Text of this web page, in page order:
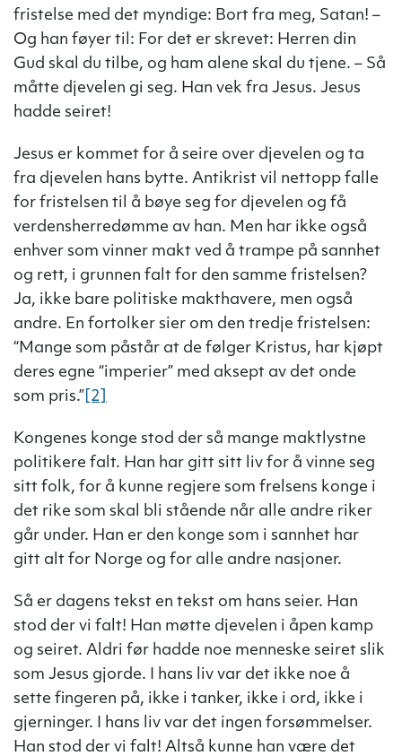
fristelse med det myndige: Bort fra meg, Satan! –
Og han føyer til: For det er skrevet: Herren din
Gud skal du tilbe, og ham alene skal du tjene. – Så
måtte djevelen gi seg. Han vek fra Jesus. Jesus
hadde seiret!
Jesus er kommet for å seire over djevelen og ta
fra djevelen hans bytte. Antikrist vil nettopp falle
for fristelsen til å bøye seg for djevelen og få
verdensherredømme av han. Men har ikke også
enhver som vinner makt ved å trampe på sannhet
og rett, i grunnen falt for den samme fristelsen?
Ja, ikke bare politiske makthavere, men også
andre. En fortolker sier om den tredje fristelsen:
“Mange som påstår at de følger Kristus, har kjøpt
deres egne “imperier” med aksept av det onde
som pris.” [2]
Kongenes konge stod der så mange maktlystne
politikere falt. Han har gitt sitt liv for å vinne seg
sitt folk, for å kunne regjere som frelsens konge i
det rike som skal bli stående når alle andre riker
går under. Han er den konge som i sannhet har
gitt alt for Norge og for alle andre nasjoner.
Så er dagens tekst en tekst om hans seier. Han
stod der vi falt! Han møtte djevelen i åpen kamp
og seiret. Aldri før hadde noe menneske seiret slik
som Jesus gjorde. I hans liv var det ikke noe å
sette fingeren på, ikke i tanker, ikke i ord, ikke i
gjerninger. I hans liv var det ingen forsømmelser.
Han stod der vi falt! Altså kunne han være det